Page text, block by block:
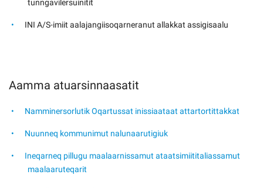
tunngavilersuinitit
INI A/S-imiit aalajangiisoqarneranut allakkat assigisaalu
Aamma atuarsinnaasatit
Namminersorlutik Oqartussat inissiaataat attartortittakkat
Nuunneq kommunimut nalunaarutigiuk
Ineqarneq pillugu maalaarnissamut ataatsimiititaliassamut
maalaaruteqarit